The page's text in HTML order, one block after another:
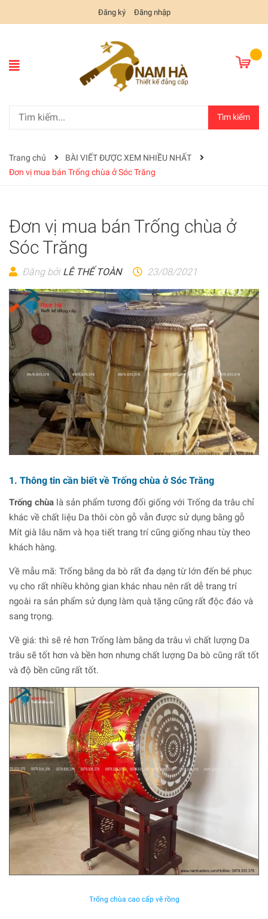
Đăng ký Đăng nhập
Tìm kiếm
Trang chủ
BÀI VIẾT ĐƯỢC XEM NHIỀU NHẤT
Đơn vị mua bán Trống chùa ở Sóc Trăng
Đơn vị mua bán Trống chùa ở
Sóc Trăng
Đăng bởi LÊ THẾ TOÀN 23/08/2021
1. Thông tin cần biết về Trống chùa ở Sóc Trăng
Trống chùa là sản phẩm tương đối giống với Trống da trâu chỉ
khác về chất liệu Da thôi còn gỗ vẫn được sử dụng bằng gỗ
Mít già lâu năm và họa tiết trang trí cũng giống nhau tùy theo
khách hàng.
Về mẫu mã: Trống bằng da bò rất đa dạng từ lớn đến bé phục
vụ cho rất nhiều không gian khác nhau nên rất dễ trang trí
ngoài ra sản phẩm sử dụng làm quà tặng cũng rất độc đáo và
sang trọng.
Về giá: thì sẽ rẻ hơn Trống làm bằng da trâu vì chất lượng Da
trâu sẽ tốt hơn và bền hơn nhưng chất lượng Da bò cũng rất tốt
và độ bền cũng rất tốt.
Trống chùa cao cấp vẽ rồng